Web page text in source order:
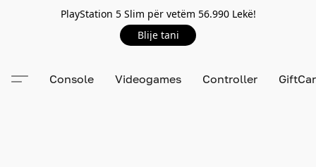
PlayStation 5 Slim për vetëm 56.990 Lekë!
Blije tani
Console Videogames Controller